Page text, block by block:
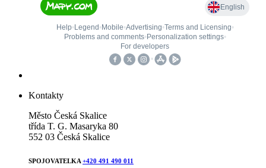
Kontakty
Město Česká Skalice
třída T. G. Masaryka 80
552 03 Česká Skalice
SPOJOVATELKA +420 491 490 011